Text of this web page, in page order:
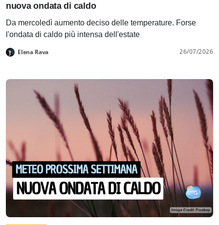
nuova ondata di caldo
Da mercoledì aumento deciso delle temperature. Forse
l'ondata di caldo più intensa dell'estate
Elena Rava 26/07/2026